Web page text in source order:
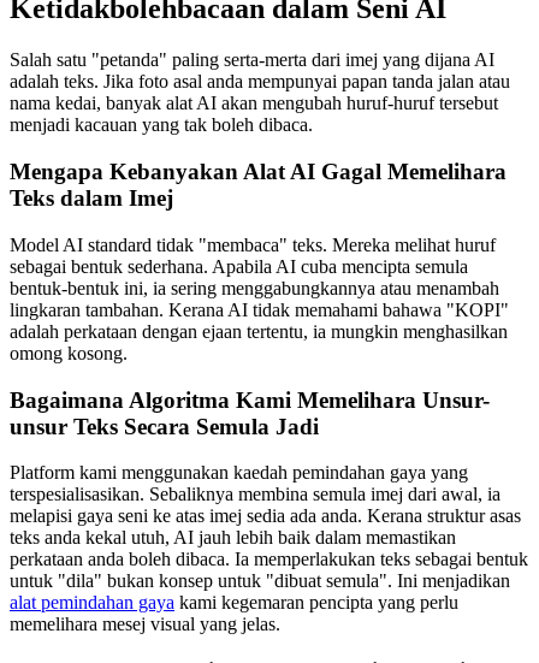
Ketidakbolehbacaan dalam Seni AI
Salah satu "petanda" paling serta-merta dari imej yang dijana AI
adalah teks. Jika foto asal anda mempunyai papan tanda jalan atau
nama kedai, banyak alat AI akan mengubah huruf-huruf tersebut
menjadi kacauan yang tak boleh dibaca.
Mengapa Kebanyakan Alat AI Gagal Memelihara
Teks dalam Imej
Model AI standard tidak "membaca" teks. Mereka melihat huruf
sebagai bentuk sederhana. Apabila AI cuba mencipta semula
bentuk-bentuk ini, ia sering menggabungkannya atau menambah
lingkaran tambahan. Kerana AI tidak memahami bahawa "KOPI"
adalah perkataan dengan ejaan tertentu, ia mungkin menghasilkan
omong kosong.
Bagaimana Algoritma Kami Memelihara Unsur-
unsur Teks Secara Semula Jadi
Platform kami menggunakan kaedah pemindahan gaya yang
terspesialisasikan. Sebaliknya membina semula imej dari awal, ia
melapisi gaya seni ke atas imej sedia ada anda. Kerana struktur asas
teks anda kekal utuh, AI jauh lebih baik dalam memastikan
perkataan anda boleh dibaca. Ia memperlakukan teks sebagai bentuk
untuk "dila" bukan konsep untuk "dibuat semula". Ini menjadikan
alat pemindahan gaya kami kegemaran pencipta yang perlu
memelihara mesej visual yang jelas.